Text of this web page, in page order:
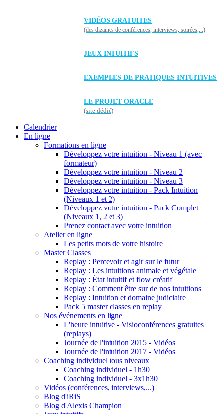
VIDÉOS GRATUITES
(des dizaines de conférences, interviews, soirées,...)
JEUX INTUITIFS
EXEMPLES DE PRATIQUES INTUITIVES
LE PROJET ORACLE
(site dédié)
Calendrier
En ligne
Formations en ligne
Développez votre intuition - Niveau 1 (avec
formateur)
Développez votre intuition - Niveau 2
Développez votre intuition - Niveau 3
Développez votre intuition - Pack Intuition
(Niveaux 1 et 2)
Développez votre intuition - Pack Complet
(Niveaux 1, 2 et 3)
Prenez contact avec votre intuition
Atelier en ligne
Les petits mots de votre histoire
Master Classes
Replay : Percevoir et agir sur le futur
Replay : Les intuitions animale et végétale
Replay : État intuitif et flow créatif
Replay : Comment être sur de nos intuitions
Replay : Intuition et domaine judiciaire
Pack 5 master classes en replay
Nos événements en ligne
L'heure intuitive - Visioconférences gratuites
(replays)
Journée de l'intuition 2015 - Vidéos
Journée de l'intuition 2017 - Vidéos
Coaching individuel tous niveaux
Coaching individuel - 1h30
Coaching individuel - 3x1h30
Vidéos (conférences, interviews,...)
Blog d'iRiS
Blog d'Alexis Champion